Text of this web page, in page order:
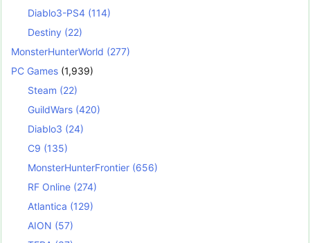
Diablo3-PS4 (114)
Destiny (22)
MonsterHunterWorld (277)
PC Games (1,939)
Steam (22)
GuildWars (420)
Diablo3 (24)
C9 (135)
MonsterHunterFrontier (656)
RF Online (274)
Atlantica (129)
AION (57)